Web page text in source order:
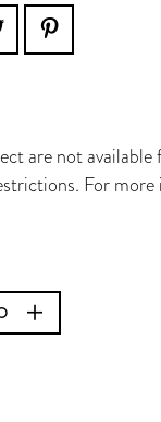
are not available
For